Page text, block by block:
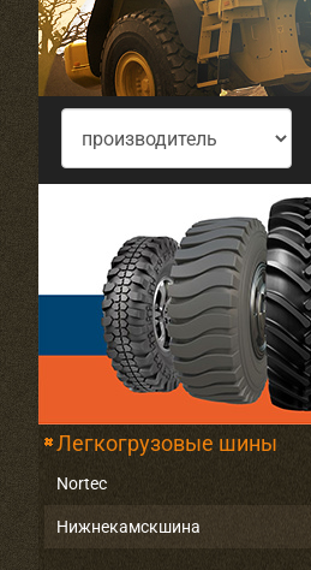
Легкогрузовые шины
Nortec
Нижнекамскшина